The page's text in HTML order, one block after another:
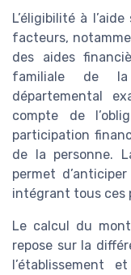
L’éligibilité à
facteurs,
des aides
familiale de
départemental
compte de
participation
de la personne.
permet
intégrant tous ces
Le calcul du
repose sur la
l’établissement